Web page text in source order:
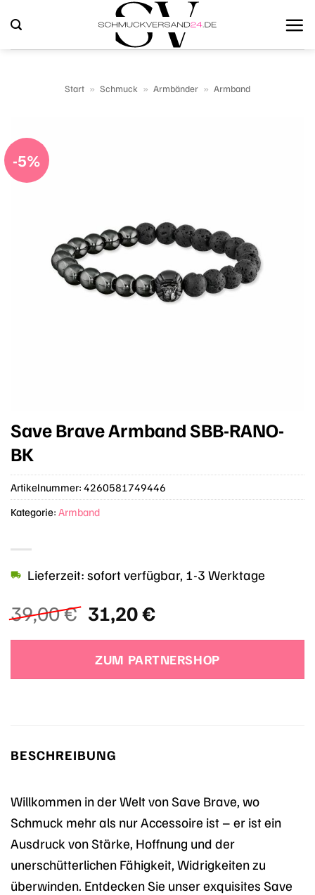
Inhalt
springen
Start » Schmuck » Armbänder » Armband
-5%
Save Brave Armband SBB-RANO-
BK
39,00€ Ursprünglicher
Preis
war:
39,00 €
31,20€Aktueller
ist:
31,20 €.
Lieferzeit: sofort verfügbar, 1-3 Werktage
ZUM PARTNERSHOP
Artikelnummer: 4260581749446
Kategorie: Armband
BESCHREIBUNG
Willkommen in der Welt von Save Brave, wo
Schmuck mehr als nur Accessoire ist – er ist ein
Ausdruck von Stärke, Hoffnung und der
unerschütterlichen Fähigkeit, Widrigkeiten zu
überwinden. Entdecken Sie unser exquisites Save